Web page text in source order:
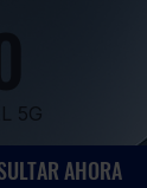
5G
AHORA